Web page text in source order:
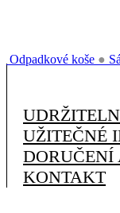
Odpadkové koše ●
UŽITEČNÉ
DORUČENÍ
KONTAKT